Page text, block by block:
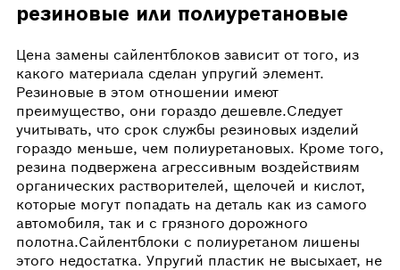
резиновые или полиуретановые
Цена замены сайлентблоков зависит от того, из
какого материала сделан упругий элемент.
Резиновые в этом отношении имеют
преимущество, они гораздо дешевле.Следует
учитывать, что срок службы резиновых изделий
гораздо меньше, чем полиуретановых. Кроме того,
резина подвержена агрессивным воздействиям
органических растворителей, щелочей и кислот,
которые могут попадать на деталь как из самого
автомобиля, так и с грязного дорожного
полотна.Сайлентблоки с полиуретаном лишены
этого недостатка. Упругий пластик не высыхает, не